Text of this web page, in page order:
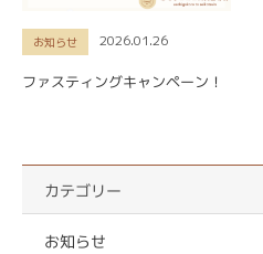
お知らせ 2026.01.26
ファスティングキャンペーン！
カテゴリー
お知らせ